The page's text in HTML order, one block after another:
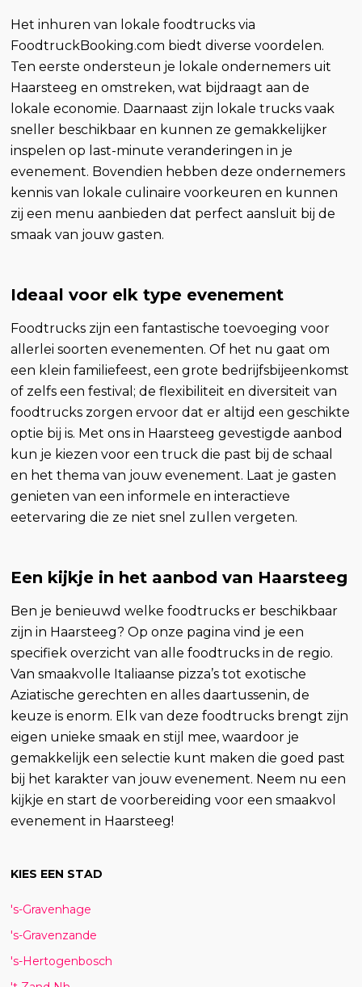
Het inhuren van lokale foodtrucks via
FoodtruckBooking.com biedt diverse voordelen.
Ten eerste ondersteun je lokale ondernemers uit
Haarsteeg en omstreken, wat bijdraagt aan de
lokale economie. Daarnaast zijn lokale trucks vaak
sneller beschikbaar en kunnen ze gemakkelijker
inspelen op last-minute veranderingen in je
evenement. Bovendien hebben deze ondernemers
kennis van lokale culinaire voorkeuren en kunnen
zij een menu aanbieden dat perfect aansluit bij de
smaak van jouw gasten.
Ideaal voor elk type evenement
Foodtrucks zijn een fantastische toevoeging voor
allerlei soorten evenementen. Of het nu gaat om
een klein familiefeest, een grote bedrijfsbijeenkomst
of zelfs een festival; de flexibiliteit en diversiteit van
foodtrucks zorgen ervoor dat er altijd een geschikte
optie bij is. Met ons in Haarsteeg gevestigde aanbod
kun je kiezen voor een truck die past bij de schaal
en het thema van jouw evenement. Laat je gasten
genieten van een informele en interactieve
eetervaring die ze niet snel zullen vergeten.
Een kijkje in het aanbod van Haarsteeg
Ben je benieuwd welke foodtrucks er beschikbaar
zijn in Haarsteeg? Op onze pagina vind je een
specifiek overzicht van alle foodtrucks in de regio.
Van smaakvolle Italiaanse pizza’s tot exotische
Aziatische gerechten en alles daartussenin, de
keuze is enorm. Elk van deze foodtrucks brengt zijn
eigen unieke smaak en stijl mee, waardoor je
gemakkelijk een selectie kunt maken die goed past
bij het karakter van jouw evenement. Neem nu een
kijkje en start de voorbereiding voor een smaakvol
evenement in Haarsteeg!
KIES EEN STAD
's-Gravenhage
's-Gravenzande
's-Hertogenbosch